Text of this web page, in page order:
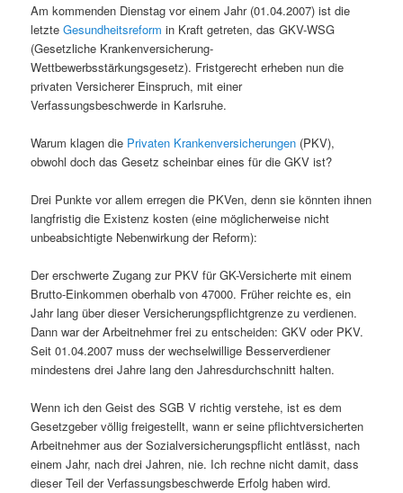
Am kommenden Dienstag vor einem Jahr (01.04.2007) ist die
letzteGesundheitsreform in Kraft getreten, das GKV-WSG
(Gesetzliche Krankenversicherung-
Wettbewerbsstärkungsgesetz). Fristgerecht erheben nun die
privaten Versicherer Einspruch, mit einer
Verfassungsbeschwerde in Karlsruhe.
Warum klagen die Privaten Krankenversicherungen (PKV),
obwohl doch das Gesetz scheinbar eines für die GKV ist?
Drei Punkte vor allem erregen die PKVen, denn sie könnten ihnen
langfristig die Existenz kosten (eine möglicherweise nicht
unbeabsichtigte Nebenwirkung der Reform):
Der erschwerte Zugang zur PKV für GK-Versicherte mit einem
Brutto-Einkommen oberhalb von 47000. Früher reichte es, ein
Jahr lang über dieser Versicherungspflichtgrenze zu verdienen.
Dann war der Arbeitnehmer frei zu entscheiden: GKV oder PKV.
Seit 01.04.2007 muss der wechselwillige Besserverdiener
mindestens drei Jahre lang den Jahresdurchschnitt halten.
Wenn ich den Geist des SGB V richtig verstehe, ist es dem
Gesetzgeber völlig freigestellt, wann er seine pflichtversicherten
Arbeitnehmer aus der Sozialversicherungspflicht entlässt, nach
einem Jahr, nach drei Jahren, nie. Ich rechne nicht damit, dass
dieser Teil der Verfassungsbeschwerde Erfolg haben wird.